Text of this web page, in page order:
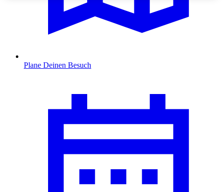
Plane Deinen Besuch